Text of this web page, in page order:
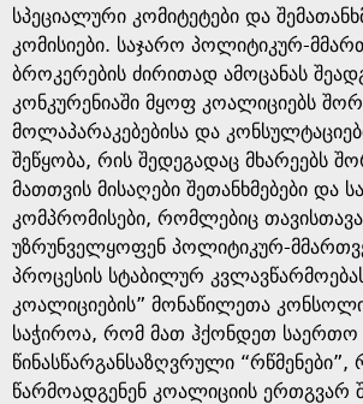
სპეციალური კომიტეტები და
კომისიები. საჯარო პოლიტიკურ-
ბროკერების ძირითად ამოცანას
კონკურენიაში მყოფ კოალიციებს
მოლაპარაკებებისა და
შეწყობა, რის შედეგადაც მხარეებს
მათთვის მისაღები შეთანხმებები და
კომპრომისები, რომლებიც
უზრუნველყოფენ პოლიტიკურ-
პროცესის სტაბილურ
კოალიციების” მონაწილეთა
საჭიროა, რომ მათ ჰქონდეთ საერთო
წინასწარგანსაზღვრული
წარმოადგენენ კოალიციის ერთგვარ